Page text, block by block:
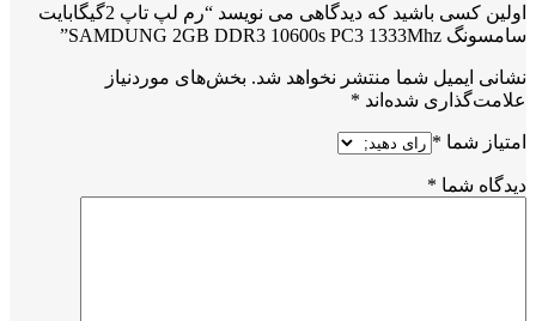
اولین کسی باشید که دیدگاهی می نویسد “رم لپ تاپ 2گیگابایت
سامسونگ SAMDUNG 2GB DDR3 10600s PC3 1333Mhz”
نشانی ایمیل شما منتشر نخواهد شد. بخش‌های موردنیاز
علامت‌گذاری شده‌اند *
امتیاز شما *
دیدگاه شما *